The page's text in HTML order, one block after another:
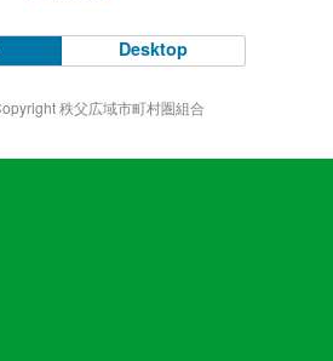
Desktop
秩父広域市町村圏組合